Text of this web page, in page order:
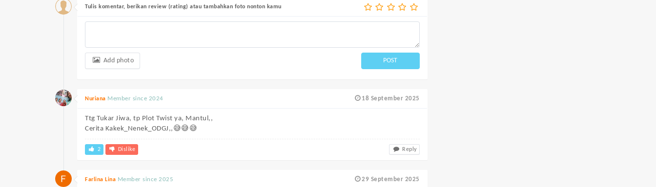
Tulis komentar, berikan review (rating) atau tambahkan foto nonton kamu
Add photo POST
18 September 2025
Nuriana Member since 2024
Ttg Tukar Jiwa, tp Plot Twist ya, Mantul,,
Cerita Kakek_Nenek_ODGJ,,😅😅😅
2 Dislike Reply
29 September 2025
Farlina Lina Member since 2025